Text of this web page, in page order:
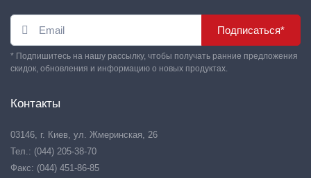
Подписаться*
* Подпишитесь на нашу рассылку, чтобы получать ранние предложения
скидок, обновления и информацию о новых продуктах.
Контакты
03146, г. Киев, ул. Жмеринская, 26
Тел.: (044) 205-38-70
Факс: (044) 451-86-85